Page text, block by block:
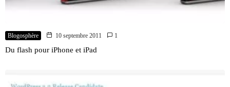
Blogosphère 10 septembre 2011 1
Du flash pour iPhone et iPad